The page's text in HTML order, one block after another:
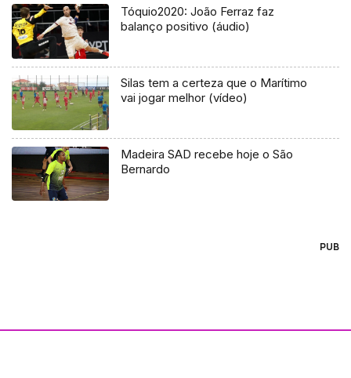
Tóquio2020: João Ferraz faz
balanço positivo (áudio)
Silas tem a certeza que o Marítimo
vai jogar melhor (vídeo)
Madeira SAD recebe hoje o São
Bernardo
PUB